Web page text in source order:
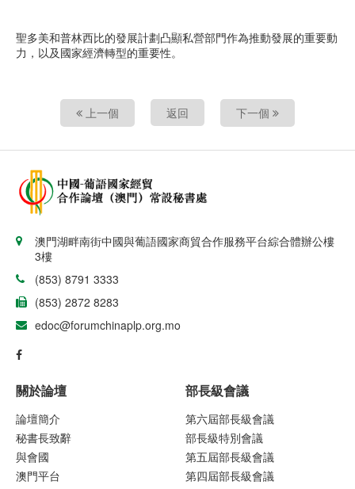
聖多美和普林西比的發展計劃凸顯私營部門作為推動發展的重要動
力，以及國家經濟轉型的重要性。
上一個 返回 下一個
澳門湖畔南街中國與葡語國家商貿合作服務平台綜合體辦公樓
3樓
(853) 8791 3333
(853) 2872 8283
edoc@forumchinaplp.org.mo
關於論壇
論壇簡介
秘書長致辭
與會國
澳門平台
部長級會議
第六屆部長級會議
部長級特別會議
第五屆部長級會議
第四屆部長級會議